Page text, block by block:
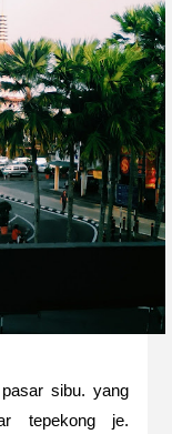
sibu. yang
tepekong je.